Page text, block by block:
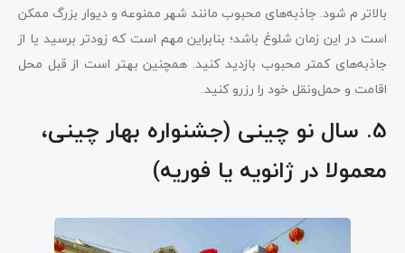
بالاتر م‌ شود. جاذبه‌های محبوب مانند شهر ممنوعه و دیوار بزرگ ممکن
است در این زمان شلوغ باشد؛ بنابراین مهم است که زودتر برسید یا از
جاذبه‌های کمتر محبوب بازدید کنید. همچنین بهتر است از قبل محل
اقامت و حمل‌ونقل خود را رزرو کنید.
5. سال نو چینی (جشنواره بهار چینی،
معمولا در ژانویه یا فوریه)